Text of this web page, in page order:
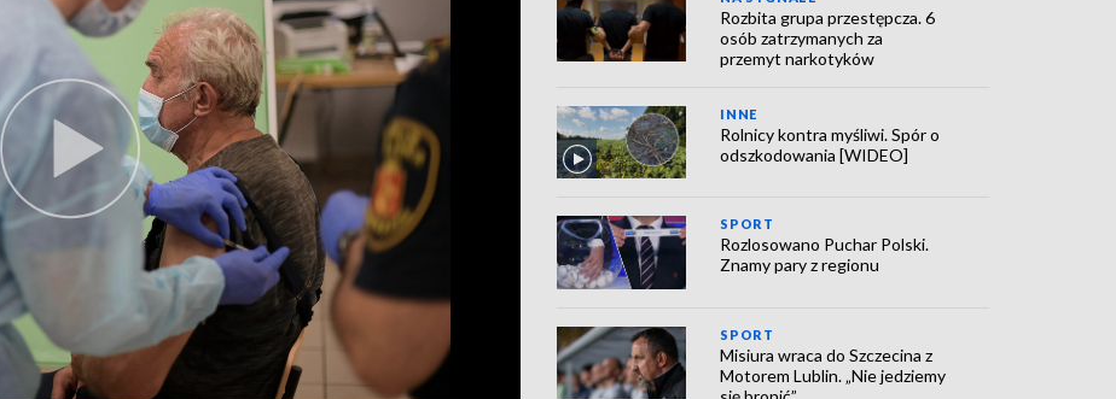
Rozbita grupa przestępcza. 6
osób zatrzymanych za
przemyt narkotyków
INNE
Rolnicy kontra myśliwi. Spór o
odszkodowania [WIDEO]
SPORT
Rozlosowano Puchar Polski.
Znamy pary z regionu
SPORT
Misiura wraca do Szczecina z
Motorem Lublin. „Nie jedziemy